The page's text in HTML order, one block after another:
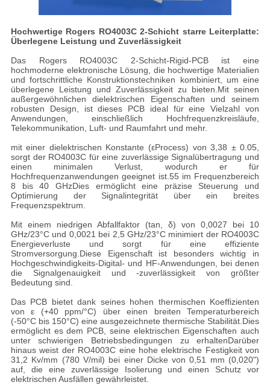
Hochwertige Rogers RO4003C 2-Schicht starre Leiterplatte:
Überlegene Leistung und Zuverlässigkeit
Das Rogers RO4003C 2-Schicht-Rigid-PCB ist eine
hochmoderne elektronische Lösung, die hochwertige Materialien
und fortschrittliche Konstruktionstechniken kombiniert, um eine
überlegene Leistung und Zuverlässigkeit zu bieten.Mit seinen
außergewöhnlichen dielektrischen Eigenschaften und seinem
robusten Design, ist dieses PCB ideal für eine Vielzahl von
Anwendungen, einschließlich Hochfrequenzkreisläufe,
Telekommunikation, Luft- und Raumfahrt und mehr.
mit einer dielektrischen Konstante (εProcess) von 3,38 ± 0.05,
sorgt der RO4003C für eine zuverlässige Signalübertragung und
einen minimalen Verlust, wodurch er für
Hochfrequenzanwendungen geeignet ist.55 im Frequenzbereich
8 bis 40 GHzDies ermöglicht eine präzise Steuerung und
Optimierung der Signalintegrität über ein breites
Frequenzspektrum.
Mit einem niedrigen Abfallfaktor (tan, δ) von 0,0027 bei 10
GHz/23°C und 0,0021 bei 2,5 GHz/23°C minimiert der RO4003C
Energieverluste und sorgt für eine effiziente
Stromversorgung.Diese Eigenschaft ist besonders wichtig in
Hochgeschwindigkeits-Digital- und HF-Anwendungen, bei denen
die Signalgenauigkeit und -zuverlässigkeit von größter
Bedeutung sind.
Das PCB bietet dank seines hohen thermischen Koeffizienten
von ε (+40 ppm/°C) über einen breiten Temperaturbereich
(-50°C bis 150°C) eine ausgezeichnete thermische Stabilität.Dies
ermöglicht es dem PCB, seine elektrischen Eigenschaften auch
unter schwierigen Betriebsbedingungen zu erhaltenDarüber
hinaus weist der RO4003C eine hohe elektrische Festigkeit von
31,2 Kv/mm (780 V/mil) bei einer Dicke von 0,51 mm (0,020")
auf, die eine zuverlässige Isolierung und einen Schutz vor
elektrischen Ausfällen gewährleistet.